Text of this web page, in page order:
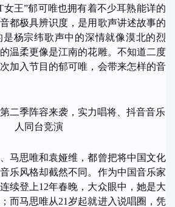
女王”郁可唯也拥有着不少耳熟能详的
都极具辨识度，是用歌声讲述故事的
杨宗纬歌声中的深情就像漠北的烈
温柔更像是江南的花雕。不知道二度
加入节目的郁可唯，会带来怎样的音
思唯和袁娅维，都曾把将中国文化
乐风格却截然不同。作为中国音乐家
续登上12年春晚，大众眼中，她是大
而马思唯从21岁起就进入说唱圈，凭